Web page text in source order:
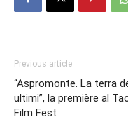
Previous article
“Aspromonte. La terra
ultimi”, la première al
Film Fest